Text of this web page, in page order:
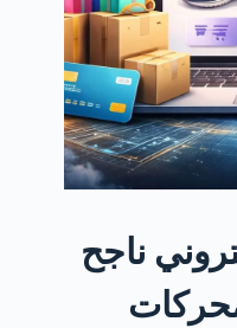
ناجح